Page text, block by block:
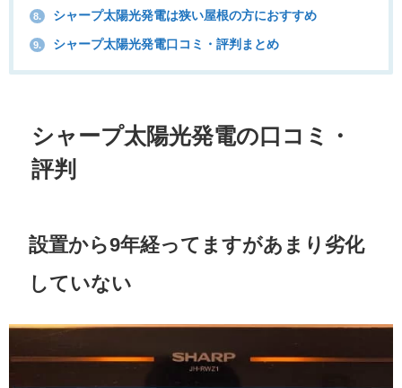
8. シャープ太陽光発電は狭い屋根の方におすすめ
9. シャープ太陽光発電口コミ・評判まとめ
シャープ太陽光発電の口コミ・
評判
設置から9年経ってますがあまり劣化
していない